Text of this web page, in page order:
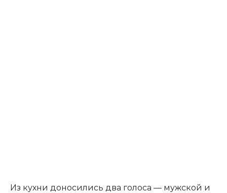
Из кухни доносились два голоса — мужской и